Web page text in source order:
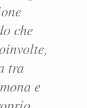
che
tra
e